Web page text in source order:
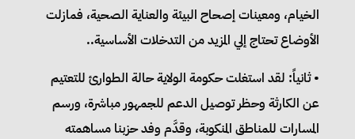
الخيام، ومعينات إصحاح البيئة والعناية الصحية، فمازلت
الأوضاع تحتاج إلي المزيد من التدخلات الأساسية..
• ثانياً: لقد استغلت حكومة الولاية حالة الطوارئ للتعتيم
عن الكارثة وحظر توصيل الدعم للجمهور مباشرة، ورسم
المسارات للمناطق المنكوبة، وقدَّم وفد حزبنا مساهمته